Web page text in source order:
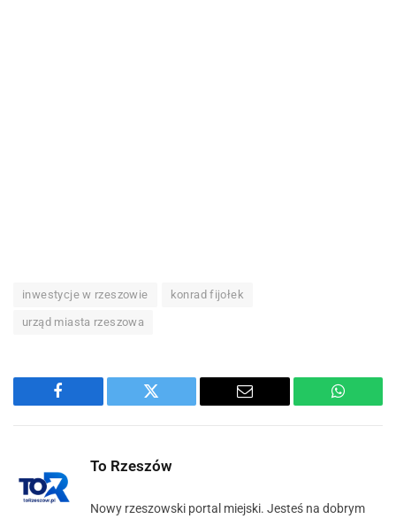
inwestycje w rzeszowie konrad fijołek
urząd miasta rzeszowa
Facebook Twitter Email
To Rzeszów
Nowy rzeszowski portal miejski. Jesteś na dobrym